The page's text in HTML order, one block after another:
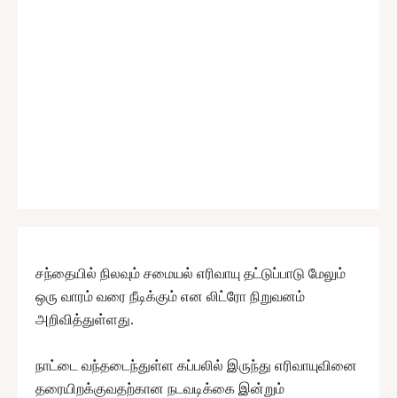
சந்தையில் நிலவும் சமையல் எரிவாயு தட்டுப்பாடு மேலும்
ஒரு வாரம் வரை நீடிக்கும் என லிட்ரோ நிறுவனம்
அறிவித்துள்ளது.
நாட்டை வந்தடைந்துள்ள கப்பலில் இருந்து எரிவாயுவினை
தரையிறக்குவதற்கான நடவடிக்கை இன்றும்